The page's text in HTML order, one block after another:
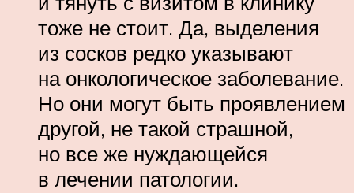
тоже не стоит. Да, выделения
из сосков редко указывают
на онкологическое заболевание.
Но они могут быть проявлением
другой, не такой страшной,
но все же нуждающейся
в лечении патологии.